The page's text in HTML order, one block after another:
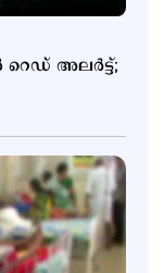
റെഡ് അലര്‍ട്ട്;